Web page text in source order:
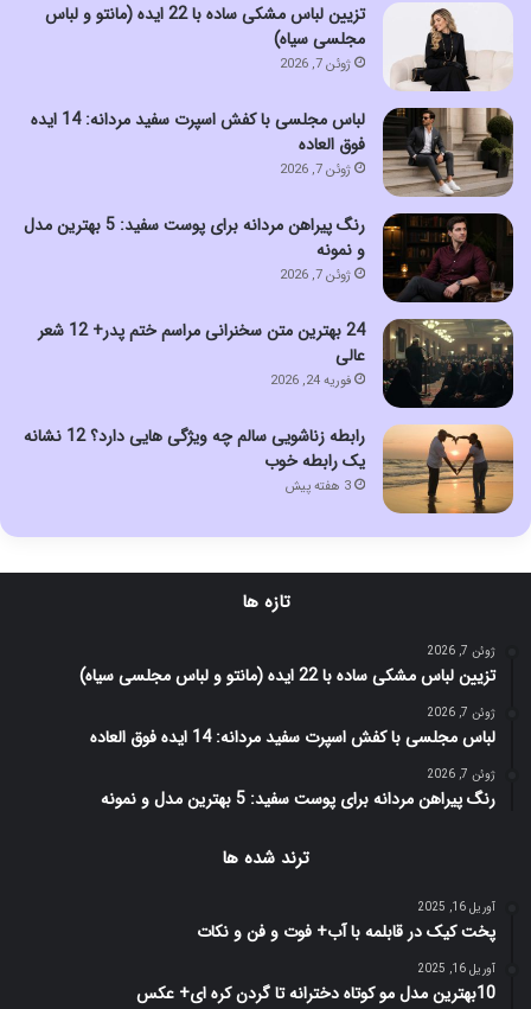
تزیین لباس مشکی ساده با 22 ایده (مانتو و لباس
مجلسی سیاه)
ژوئن 7, 2026
لباس مجلسی با کفش اسپرت سفید مردانه: 14 ایده
فوق العاده
ژوئن 7, 2026
رنگ پیراهن مردانه برای پوست سفید: 5 بهترین مدل
و نمونه
ژوئن 7, 2026
24 بهترین متن سخنرانی مراسم ختم پدر+ 12 شعر
عالی
فوریه 24, 2026
رابطه زناشویی سالم چه ویژگی هایی دارد؟ 12 نشانه
یک رابطه خوب
3 هفته پیش
تازه ها
ژوئن 7, 2026
تزیین لباس مشکی ساده با 22 ایده (مانتو و لباس مجلسی سیاه)
ژوئن 7, 2026
لباس مجلسی با کفش اسپرت سفید مردانه: 14 ایده فوق العاده
ژوئن 7, 2026
رنگ پیراهن مردانه برای پوست سفید: 5 بهترین مدل و نمونه
ترند شده ها
آوریل 16, 2025
پخت کیک در قابلمه با آب+ فوت و فن و نکات
آوریل 16, 2025
10بهترین مدل مو کوتاه دخترانه تا گردن کره ای+ عکس